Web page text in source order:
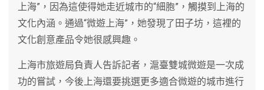
上海”，因為這使得她走近城市的“細胞”，觸摸到上海的
文化內涵。通過“微遊上海”，她發現了田子坊，這裡的
文化創意產品令她很感興趣。
上海市旅遊局負責人告訴記者，滬臺雙城微遊是一次成
功的嘗試，今後上海還要挑選更多適合微遊的城市進行